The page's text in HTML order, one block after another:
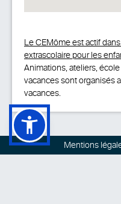
Le CEMôme est actif
extrascolaire pour les
Animations, ateliers,
vacances sont organisés
vacances.
Mentions